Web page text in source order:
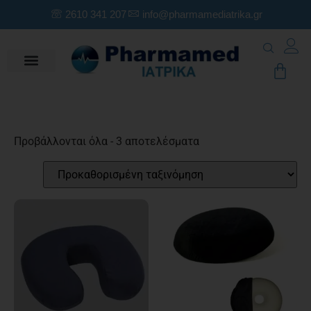
2610 341 207 info@pharmamediatrika.gr
Προβάλλονται όλα - 3 αποτελέσματα